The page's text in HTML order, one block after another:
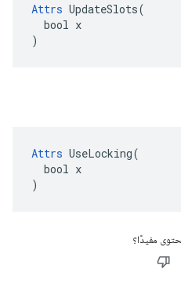
Attrs UpdateSlots(
  bool x
)
Attrs UseLocking(
  bool x
)
مفيدًا؟